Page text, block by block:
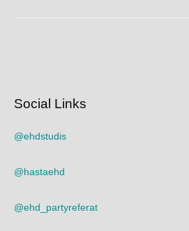
Social Links
@ehdstudis
@hastaehd
@ehd_partyreferat